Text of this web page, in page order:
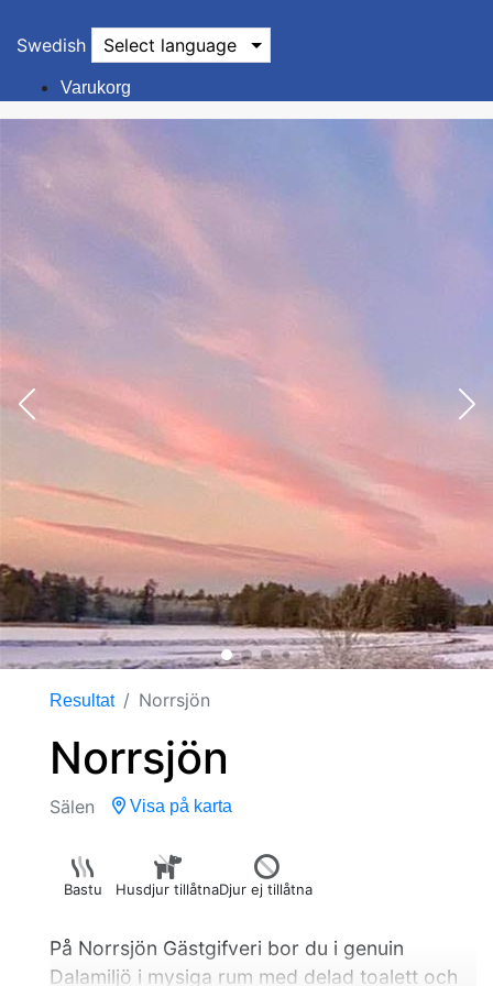
Swedish Select language
Varukorg
Resultat Norrsjön
Norrsjön
Sälen Visa på karta
Bastu Husdjur tillåtnaDjur ej tillåtna
På Norrsjön Gästgifveri bor du i genuin
Dalamiljö i mysiga rum med delad toalett och